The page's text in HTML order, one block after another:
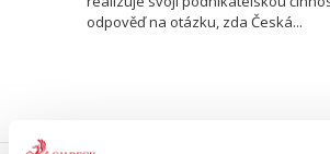
odpověď na otázku, zda Česká...